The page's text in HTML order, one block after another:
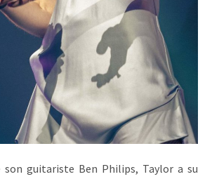
son guitariste Ben Philips, Taylor a su